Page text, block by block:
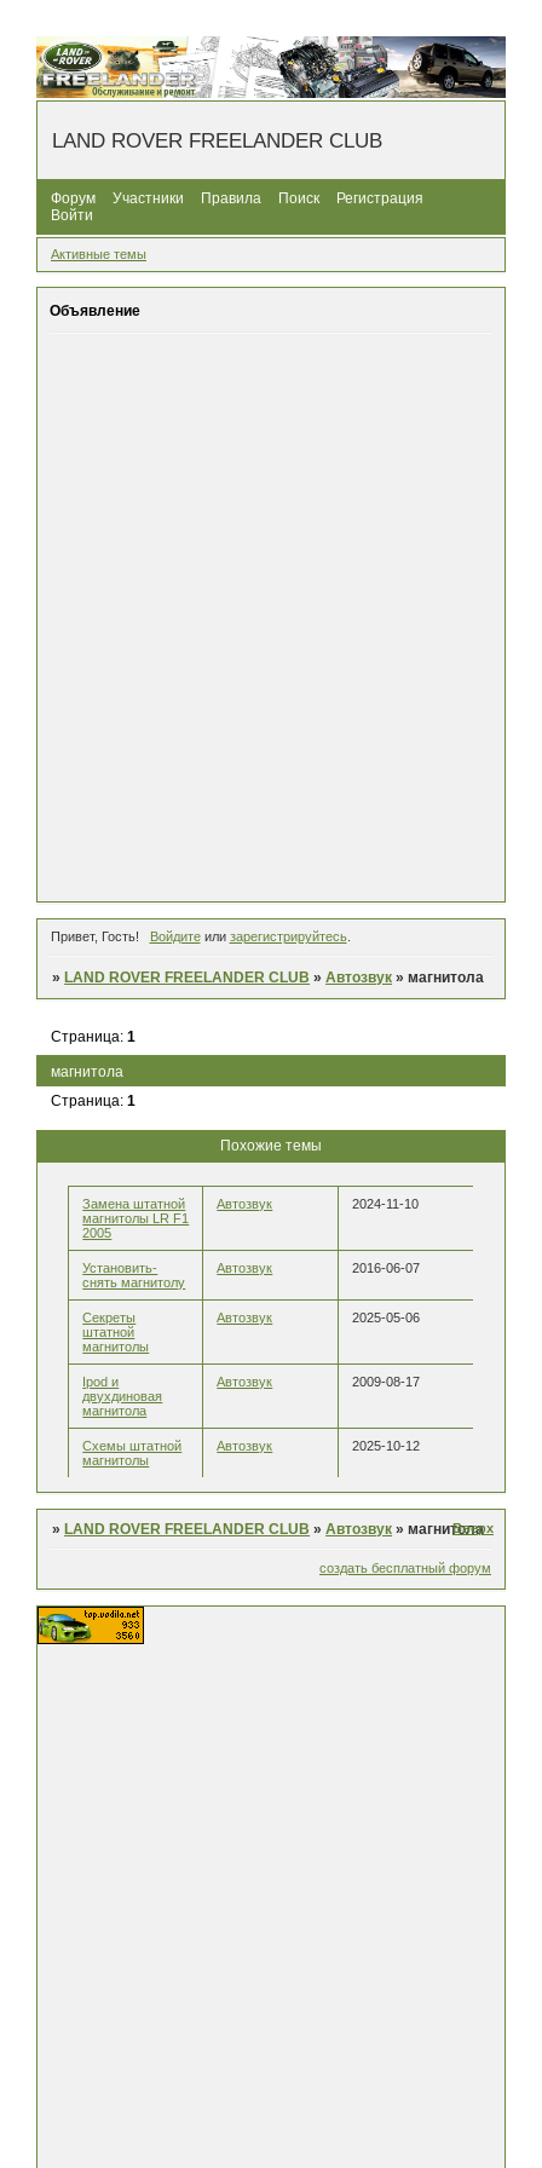
LAND ROVER FREELANDER CLUB
Форум Участники Правила Поиск
Регистрация
Войти
Активные темы
Объявление
Привет, Гость! Войдитеили зарегистрируйтесь.
» LAND ROVER FREELANDER CLUB »Автозвук »магнитола
магнитола
Страница:1
Страница:1
Похожие темы
Замена штатной
магнитолы LR F1
2005
Автозвук 2024-11-10
Установить-
снять магнитолу
Автозвук 2016-06-07
Секреты
штатной
магнитолы
Автозвук 2025-05-06
Ipod и
двухдиновая
магнитола
Автозвук 2009-08-17
Схемы штатной
магнитолы
Автозвук 2025-10-12
» LAND ROVER FREELANDER CLUB »Автозвук »магнитола
Вверх
создать бесплатный форум